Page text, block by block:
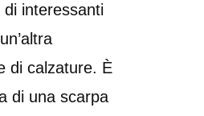
interessanti
di calzature. È
di una scarpa